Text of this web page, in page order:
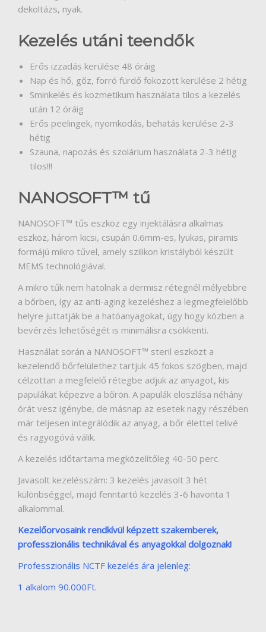
dekoltázs, nyak.
Kezelés utáni teendők
Erős izzadás kerülése 48 óráig
Nap és hő, gőz, forró fürdő fokozott kerülése 2 hétig
Sminkelés és kozmetikum használata tilos a kezelés
után 12 óráig
Erős peelingek, nyomkodás, behatás kerülése 2-3
hétig
Szauna, napozás és szolárium használata 2-3 hétig
tilos!!!
NANOSOFT™ tű
NANOSOFT™ tűs eszköz egy injektálásra alkalmas
eszköz, három kicsi, csupán 0.6mm-es, lyukas, piramis
formájú mikro tűvel, amely szilikon kristályból készült
MEMS technológiával.
A mikro tűk nem hatolnak a dermisz rétegnél mélyebbre
a bőrben, így az anti-aging kezeléshez a legmegfelelőbb
helyre juttatják be a hatóanyagokat, úgy hogy közben a
bevérzés lehetőségét is minimálisra csökkenti.
Használat során a NANOSOFT™ steril eszközt a
kezelendő bőrfelülethez tartjuk 45 fokos szögben, majd
célzottan a megfelelő rétegbe adjuk az anyagot, kis
papulákat képezve a bőrön. A papulák eloszlása néhány
órát vesz igénybe, de másnap az esetek nagy részében
már teljesen integrálódik az anyag, a bőr élettel telivé
és ragyogóvá válik.
A kezelés időtartama megközelítőleg 40-50 perc.
Javasolt kezelésszám: 3 kezelés javasolt 3 hét
különbséggel, majd fenntartó kezelés 3-6 havonta 1
alkalommal.
Kezelőorvosaink rendkívül képzett szakemberek,
professzionális technikával és anyagokkal dolgoznak!
Professzionális NCTF kezelés ára jelenleg:
1 alkalom 90.000Ft.